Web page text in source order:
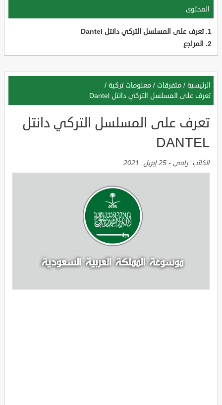
المحتوى
تعرف على المسلسل التركي دانتل Dantel
المراجع
الرئيسية / متفرقات / معلومات تركية /
تعرف على المسلسل التركي دانتل Dantel
تعرف على المسلسل التركي دانتل
DANTEL
الكاتب: رامي - 25 إبريل, 2021